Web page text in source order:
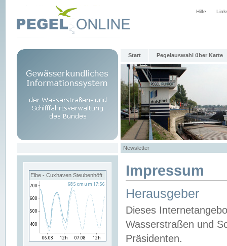
Hilfe
Start Pegelauswahl über Karte
Newsletter
Elbe - Cuxhaven Steubenhöft Impressum
Herausgeber
Dieses
Wasserstraßen und
Präsidenten.